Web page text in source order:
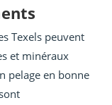
Texels peuvent
et minéraux
pelage en bonne